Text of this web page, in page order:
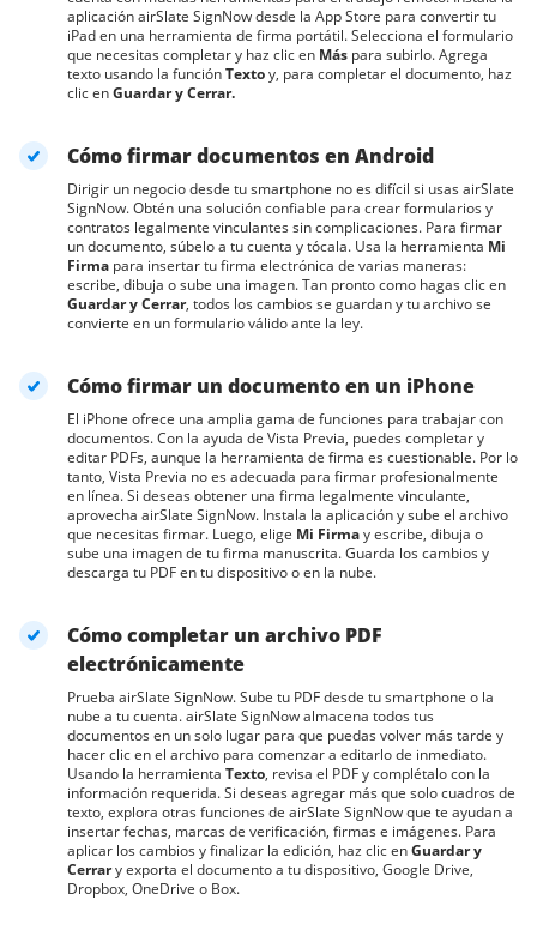
aplicación airSlate SignNow desde la App Store para convertir tu
iPad en una herramienta de firma portátil. Selecciona el formulario
que necesitas completar y haz clic en Más para subirlo. Agrega
texto usando la funciónTextoy, para completar el documento, haz
clic enGuardar y Cerrar.
Cómo firmar documentos en Android
Dirigir un negocio desde tu smartphone no es difícil si usas airSlate
SignNow. Obtén una solución confiable para crear formularios y
contratos legalmente vinculantes sin complicaciones. Para firmar
un documento, súbelo a tu cuenta y tócala. Usa la herramienta Mi
Firma para insertar tu firma electrónica de varias maneras:
escribe, dibuja o sube una imagen. Tan pronto como hagas clic en
Guardar y Cerrar, todos los cambios se guardan y tu archivo se
convierte en un formulario válido ante la ley.
Cómo firmar un documento en un iPhone
El iPhone ofrece una amplia gama de funciones para trabajar con
documentos. Con la ayuda de Vista Previa, puedes completar y
editar PDFs, aunque la herramienta de firma es cuestionable. Por lo
tanto, Vista Previa no es adecuada para firmar profesionalmente
en línea. Si deseas obtener una firma legalmente vinculante,
aprovecha airSlate SignNow. Instala la aplicación y sube el archivo
que necesitas firmar. Luego, elige Mi Firmay escribe, dibuja o
sube una imagen de tu firma manuscrita. Guarda los cambios y
descarga tu PDF en tu dispositivo o en la nube.
Cómo completar un archivo PDF
electrónicamente
Prueba airSlate SignNow. Sube tu PDF desde tu smartphone o la
nube a tu cuenta. airSlate SignNow almacena todos tus
documentos en un solo lugar para que puedas volver más tarde y
hacer clic en el archivo para comenzar a editarlo de inmediato.
Usando la herramienta Texto, revisa el PDF y complétalo con la
información requerida. Si deseas agregar más que solo cuadros de
texto, explora otras funciones de airSlate SignNow que te ayudan a
insertar fechas, marcas de verificación, firmas e imágenes. Para
aplicar los cambios y finalizar la edición, haz clic enGuardar y
Cerrary exporta el documento a tu dispositivo, Google Drive,
Dropbox, OneDrive o Box.